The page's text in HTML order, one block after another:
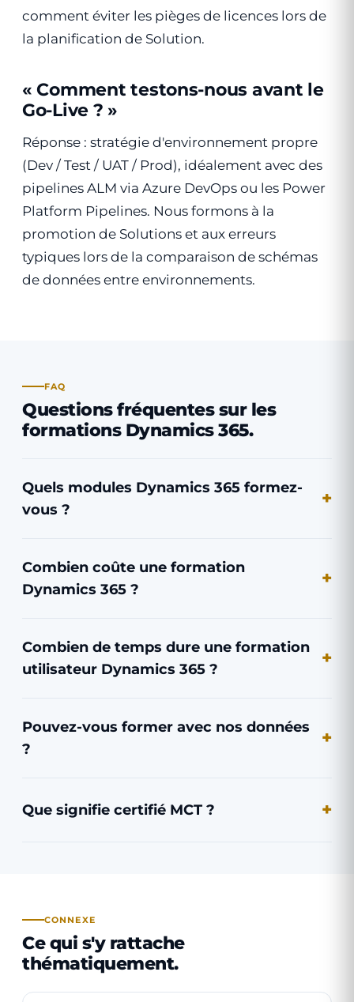
comment éviter les pièges de licences lors de
la planification de Solution.
« Comment testons-nous avant le
Go-Live ? »
Réponse : stratégie d'environnement propre
(Dev / Test / UAT / Prod), idéalement avec des
pipelines ALM via Azure DevOps ou les Power
Platform Pipelines. Nous formons à la
promotion de Solutions et aux erreurs
typiques lors de la comparaison de schémas
de données entre environnements.
FAQ
Questions fréquentes sur les
formations Dynamics 365.
Quels modules Dynamics 365 formez-
vous ?
Combien coûte une formation
Dynamics 365 ?
Combien de temps dure une formation
utilisateur Dynamics 365 ?
Pouvez-vous former avec nos données
?
Que signifie certifié MCT ?
CONNEXE
Ce qui s'y rattache
thématiquement.